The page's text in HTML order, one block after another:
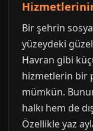
Bir şehrin
yüzeydeki
Havran gibi
hizmetlerin bir
mümkün.
halkı hem de
Özellikle yaz